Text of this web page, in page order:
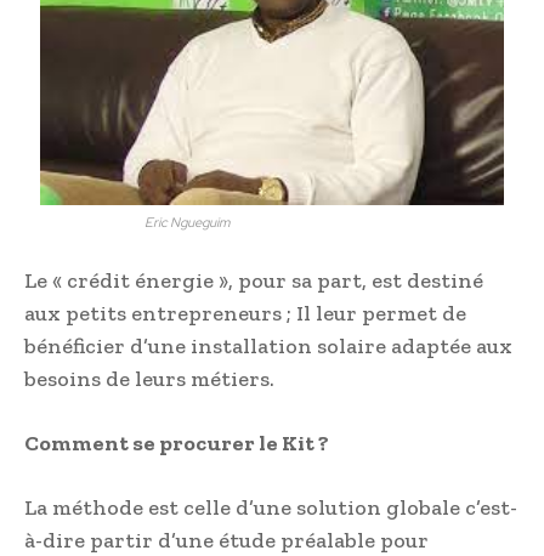
Eric Ngueguim
Le « crédit énergie », pour sa part, est destiné
aux petits entrepreneurs ; Il leur permet de
bénéficier d’une installation solaire adaptée aux
besoins de leurs métiers.
Comment se procurer le Kit ?
La méthode est celle d’une solution globale c’est-
à-dire partir d’une étude préalable pour